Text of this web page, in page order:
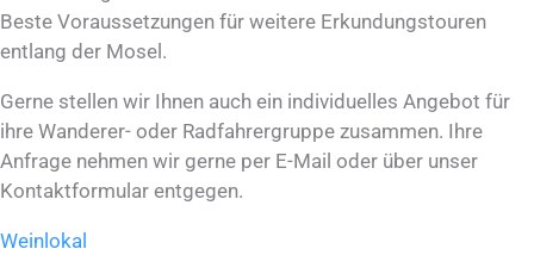
Beste Voraussetzungen für weitere Erkundungstouren
entlang der Mosel.
Gerne stellen wir Ihnen auch ein individuelles Angebot für
ihre Wanderer- oder Radfahrergruppe zusammen. Ihre
Anfrage nehmen wir gerne per E-Mail oder über unser
Kontaktformular entgegen.
Weinlokal